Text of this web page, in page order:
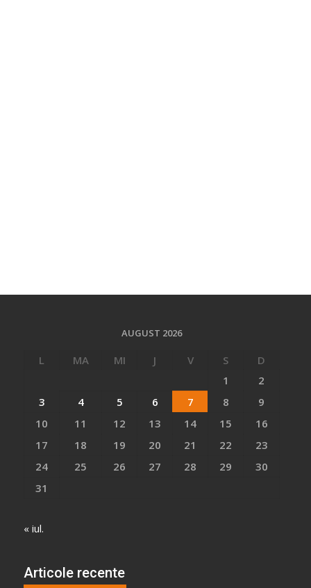
AUGUST 2026
L MA MI J V S
D
1
2
3
4 5 6 7 8
9
10
11 12 13 14 15
16
17
18 19 20 21 22
23
24
25 26 27 28 29
30
31
« iul.
Articole recente